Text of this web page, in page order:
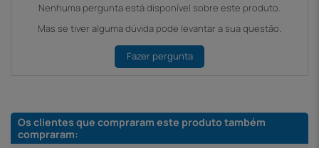
Nenhuma pergunta está disponível sobre este produto.
Mas se tiver alguma dúvida pode levantar a sua questão.
Fazer pergunta
Os clientes que compraram este produto também
compraram: